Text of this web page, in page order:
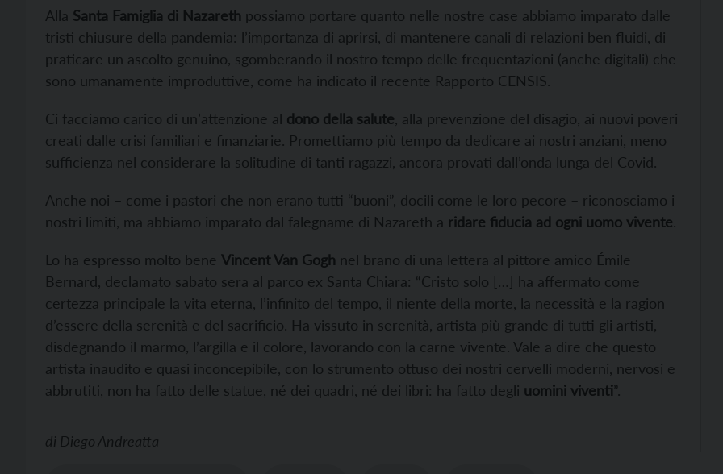
Alla Santa Famiglia di Nazareth possiamo portare quanto nelle nostre case abbiamo imparato dalle
tristi chiusure della pandemia: l’importanza di aprirsi, di mantenere canali di relazioni ben fluidi, di
praticare un ascolto genuino, sgomberando il nostro tempo delle frequentazioni (anche digitali) che
sono umanamente improduttive, come ha indicato il recente Rapporto CENSIS.
Ci facciamo carico di un’attenzione al dono della salute , alla prevenzione del disagio, ai nuovi poveri
creati dalle crisi familiari e finanziarie. Promettiamo più tempo da dedicare ai nostri anziani, meno
sufficienza nel considerare la solitudine di tanti ragazzi, ancora provati dall’onda lunga del Covid.
Anche noi – come i pastori che non erano tutti “buoni”, docili come le loro pecore – riconosciamo i
nostri limiti, ma abbiamo imparato dal falegname di Nazareth a ridare fiducia ad ogni uomo vivente.
Lo ha espresso molto bene Vincent Van Gogh nel brano di una lettera al pittore amico Émile
Bernard, declamato sabato sera al parco ex Santa Chiara: “Cristo solo […] ha affermato come
certezza principale la vita eterna, l’infinito del tempo, il niente della morte, la necessità e la ragion
d’essere della serenità e del sacrificio. Ha vissuto in serenità, artista più grande di tutti gli artisti,
disdegnando il marmo, l’argilla e il colore, lavorando con la carne vivente. Vale a dire che questo
artista inaudito e quasi inconcepibile, con lo strumento ottuso dei nostri cervelli moderni, nervosi e
abbrutiti, non ha fatto delle statue, né dei quadri, né dei libri: ha fatto degli uomini viventi”.
di Diego Andreatta